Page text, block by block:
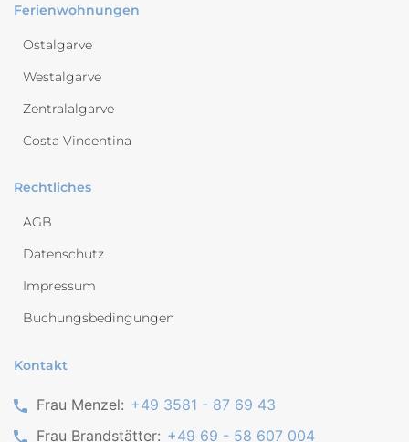
Ferienwohnungen
Ostalgarve
Westalgarve
Zentralalgarve
Costa Vincentina
Rechtliches
AGB
Datenschutz
Impressum
Buchungsbedingungen
Kontakt
Frau Menzel: +49 3581 - 87 69 43
Frau Brandstätter: +49 69 - 58 607 004